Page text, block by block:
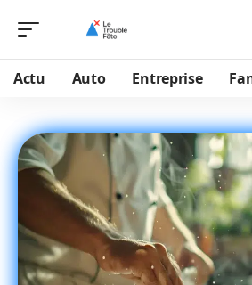
Actu Auto Entreprise